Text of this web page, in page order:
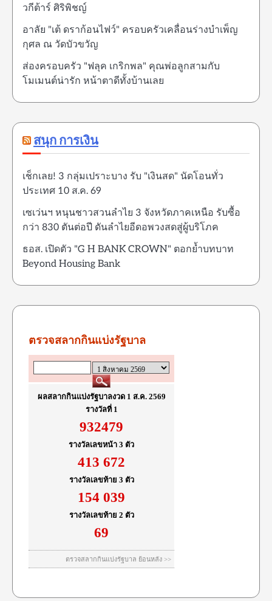
วกีต้าร์ ศิริพิชญ์
อาลัย "เต้ ดราก้อนไฟว์" ครอบครัวเคลื่อนร่างบำเพ็ญ
กุศล ณ วัดบัวขวัญ
ส่องครอบครัว "ฟลุค เกริกพล" คุณพ่อลูกสามกับ
โมเมนต์น่ารัก หน้าตาดีทั้งบ้านเลย
สนุก การเงิน
เช็กเลย! 3 กลุ่มเปราะบาง รับ "เงินสด" นัดโอนทั่ว
ประเทศ 10 ส.ค. 69
เซเว่นฯ หนุนชาวสวนลำไย 3 จังหวัดภาคเหนือ รับซื้อ
กว่า 830 ตันต่อปี ดันลำไยอีดอพวงสดสู่ผู้บริโภค
ธอส. เปิดตัว "G H BANK CROWN" ตอกย้ำบทบาท
Beyond Housing Bank